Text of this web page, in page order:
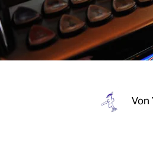
& hilfe
Von